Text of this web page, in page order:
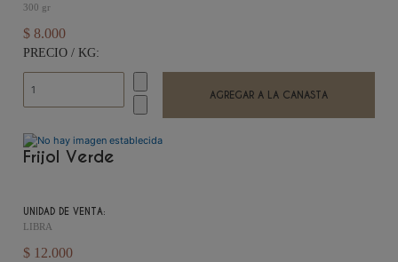
300 gr
$ 8.000
PRECIO / KG:
Frijol Verde
UNIDAD DE VENTA:
LIBRA
$ 12.000